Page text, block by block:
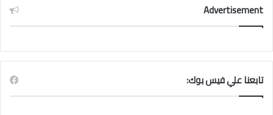
Advertisement
تابعنا علي فيس بوك: